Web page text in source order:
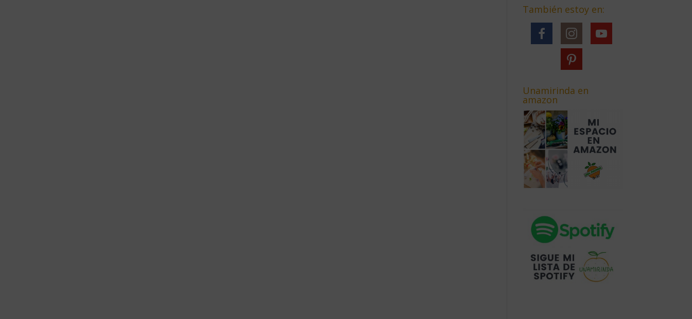
También estoy en:
Unamirinda en
amazon